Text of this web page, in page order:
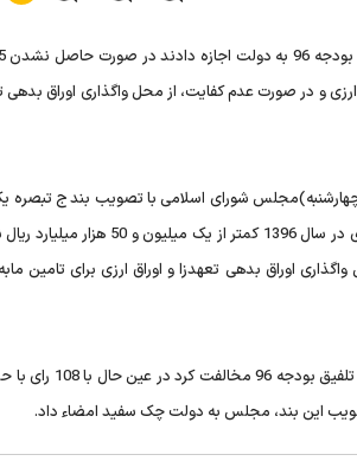
و در صورت عدم کفایت، از محل واگذاری اوراق بدهی
شورای اسلامی با تصویب بند ج تبصره
بودجه 1396 تصویب کردند که چنانچه منابع دولت از محل صادرات نفت خام و میعانات گازی در سال 1396
اوراق بدهی تعهدزا و اوراق ارزی برای تامین
این بند در حالی به تصویب رسید که مجلس شورای اسلامی روز گذشته با